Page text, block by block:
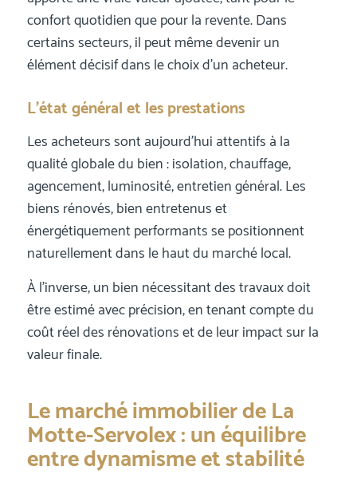
confort quotidien que pour la revente. Dans
certains secteurs, il peut même devenir un
élément décisif dans le choix d’un acheteur.
L’état général et les prestations
Les acheteurs sont aujourd’hui attentifs à la
qualité globale du bien : isolation, chauffage,
agencement, luminosité, entretien général. Les
biens rénovés, bien entretenus et
énergétiquement performants se positionnent
naturellement dans le haut du marché local.
À l’inverse, un bien nécessitant des travaux doit
être estimé avec précision, en tenant compte du
coût réel des rénovations et de leur impact sur la
valeur finale.
Le marché immobilier de La
Motte-Servolex : un équilibre
entre dynamisme et stabilité